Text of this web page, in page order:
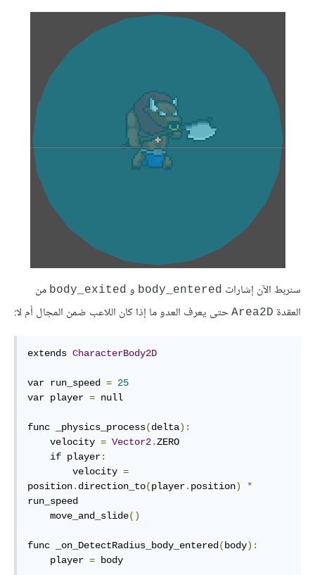
سنربط الآن إشارات body_entered و body_exited من
العقدة Area2D حتى يعرف العدو ما إذا كان اللاعب ضمن المجال أم لا:
extends CharacterBody2D
var run_speed = 25
var player = null
func _physics_process(delta):
    velocity
= Vector2.ZERO
if player:
        velocity
=
position. direction_to(player. position)
*
run_speed
    move_and_slide
()
func _on_DetectRadius_body_entered ( body):
    player
= body